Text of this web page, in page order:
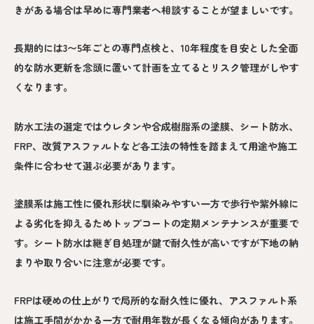
きがある場合は早めに専門業者へ相談することが望ましいです。
長期的には3〜5年ごとの専門点検と、10年程度を目安とした全面
的な防水更新を念頭に置いて計画を立てるとリスク管理がしやす
くなります。
防水工法の選定ではウレタンや合成樹脂系の塗膜、シート防水、
FRP、改質アスファルトなど各工法の特性を踏まえて用途や施工
条件に合わせて選ぶ必要があります。
塗膜系は施工性に優れ形状に馴染みやすい一方で歩行や紫外線に
よる劣化を抑えるためトップコートの定期メンテナンスが重要で
す。シート防水は継ぎ目処理が鍵で耐久性が高いですが下地の納
まりや取り合いに注意が必要です。
FRPは硬めの仕上がりで局所的な耐久性に優れ、アスファルト系
は施工手間がかかる一方で耐用年数が長くなる傾向があります。